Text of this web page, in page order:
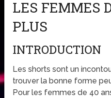
LES FEMMES
PLUS
INTRODUCTION
Les shorts sont un
trouver la bonne forme
Pour les femmes de 40